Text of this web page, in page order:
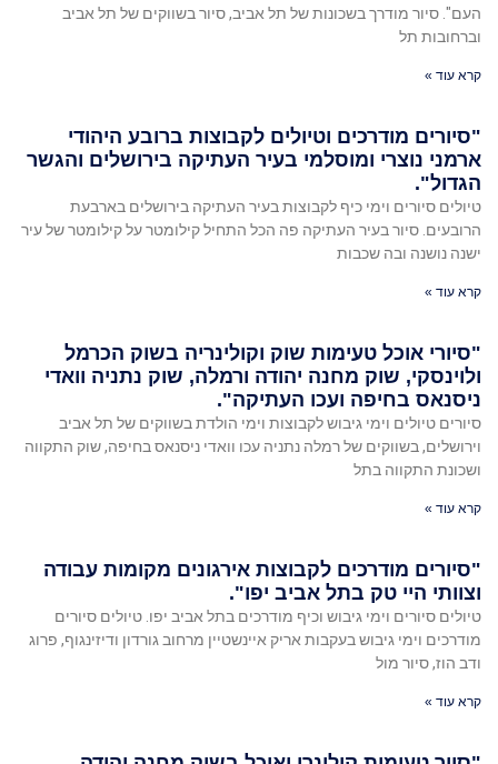
העם". סיור מודרך בשכונות של תל אביב, סיור בשווקים של תל אביב
וברחובות תל
קרא עוד »
"סיורים מודרכים וטיולים לקבוצות ברובע היהודי
ארמני נוצרי ומוסלמי בעיר העתיקה בירושלים והגשר
הגדול".
טיולים סיורים וימי כיף לקבוצות בעיר העתיקה בירושלים בארבעת
הרובעים. סיור בעיר העתיקה פה הכל התחיל קילומטר על קילומטר של עיר
ישנה נושנה ובה שכבות
קרא עוד »
"סיורי אוכל טעימות שוק וקולינריה בשוק הכרמל
ולוינסקי, שוק מחנה יהודה ורמלה, שוק נתניה וואדי
ניסנאס בחיפה ועכו העתיקה".
סיורים טיולים וימי גיבוש לקבוצות וימי הולדת בשווקים של תל אביב
וירושלים, בשווקים של רמלה נתניה עכו וואדי ניסנאס בחיפה, שוק התקווה
ושכונת התקווה בתל
קרא עוד »
"סיורים מודרכים לקבוצות אירגונים מקומות עבודה
וצוותי היי טק בתל אביב יפו".
טיולים סיורים וימי גיבוש וכיף מודרכים בתל אביב יפו. טיולים סיורים
מודרכים וימי גיבוש בעקבות אריק איינשטיין מרחוב גורדון ודיזינגוף, פרוג
ודב הוז, סיור מול
קרא עוד »